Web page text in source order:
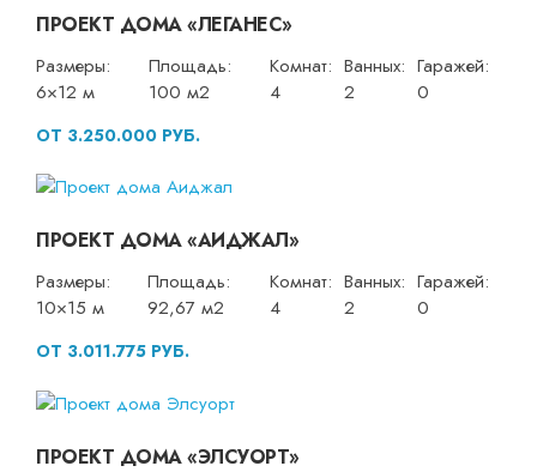
ПРОЕКТ ДОМА «ЛЕГАНЕС»
Размеры:
6×12 м
Площадь:
100 м2
Комнат:
4
Ванных:
2
Гаражей:
0
ОТ 3.250.000 РУБ.
ПРОЕКТ ДОМА «АИДЖАЛ»
Размеры:
10×15 м
Площадь:
92,67 м2
Комнат:
4
Ванных:
2
Гаражей:
0
ОТ 3.011.775 РУБ.
ПРОЕКТ ДОМА «ЭЛСУОРТ»